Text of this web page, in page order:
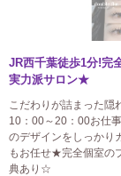
JR西千葉徒歩1分!完
実力派サロン★
こだわりが詰まった隠
10：00～20：00お仕
のデザインをしっかり
もお任せ★完全個室の
典あり☆